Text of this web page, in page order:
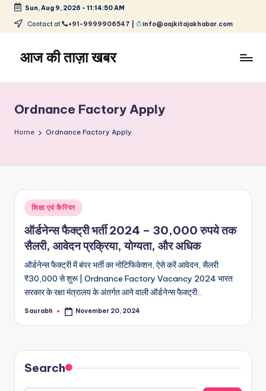
Skip
content
Sun, Aug 9, 2026 - 11:14:50 AM
Contact at +91-9999906547 | info@aajkitajakhabar.com
आज की ताज़ा खबर
ताज़ा
समाचार
–
और
विश्व
Ordnance Factory Apply
Home Ordnance Factory Apply
Posted
in
शिक्षा एवं कैरियर
ऑर्डनेन्स फैक्ट्री भर्ती 2024 – 30,000 रुपये तक
सैलरी, आवेदन प्रक्रिया, योग्यता, और अधिक
ऑर्डनेन्स फैक्ट्री में बंपर भर्ती का नोटिफिकेशन, ऐसे करें आवेदन, सैलरी
₹30,000 से शुरू | Ordnance Factory Vacancy 2024 भारत
सरकार के रक्षा मंत्रालय के अंतर्गत आने वाली ऑर्डनेन्स फैक्ट्री…
Posted
Saurabh November 20, 2024
Search